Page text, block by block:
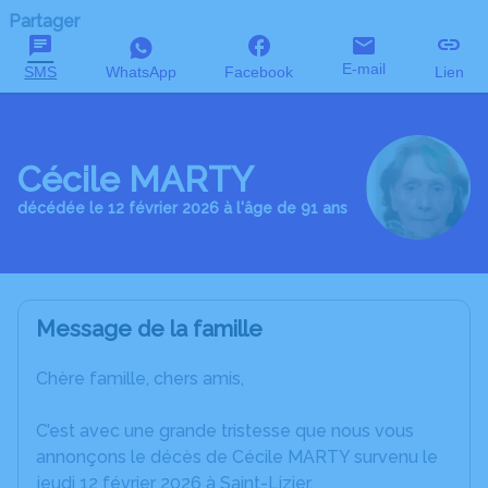
Partager
SMS WhatsApp Facebook E-mail Lien
Cécile MARTY
décédée le 12 février 2026 à l'âge de 91 ans
Message de la famille
Chère famille, chers amis,
C’est avec une grande tristesse que nous vous
annonçons le décès de Cécile MARTY survenu le
jeudi 12 février 2026 à Saint-Lizier.